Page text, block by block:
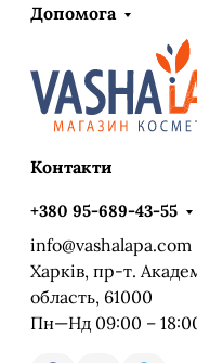
Допомога
Контакти
+380 95-689-43-55
info@vashalapa.com
Харків, пр-т.
область, 61000
Пн—Нд 09:00 –